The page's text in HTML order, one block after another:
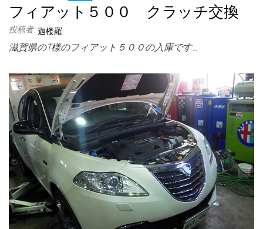
フィアット５００ クラッチ交換
投稿者: 迦楼羅
滋賀県のT様のフィアット５００の入庫です…